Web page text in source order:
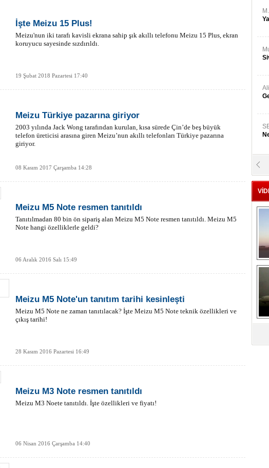
İşte Meizu 15 Plus!
Meizu'nun iki tarafı kavisli ekrana sahip şık akıllı telefonu Meizu 15 Plus, ekran
koruyucu sayesinde sızdırıldı.
19 Şubat 2018 Pazartesi 17:40
Meizu Türkiye pazarına giriyor
2003 yılında Jack Wong tarafından kurulan, kısa sürede Çin’de beş büyük
telefon üreticisi arasına giren Meizu’nun akıllı telefonları Türkiye pazarına
giriyor.
08 Kasım 2017 Çarşamba 14:28
Meizu M5 Note resmen tanıtıldı
Tanıtılmadan 80 bin ön sipariş alan Meizu M5 Note resmen tanıtıldı. Meizu M5
Note hangi özelliklerle geldi?
06 Aralık 2016 Salı 15:49
Meizu M5 Note'un tanıtım tarihi kesinleşti
Meizu M5 Note ne zaman tanıtılacak? İşte Meizu M5 Note teknik özellikleri ve
çıkış tarihi!
28 Kasım 2016 Pazartesi 16:49
Meizu M3 Note resmen tanıtıldı
Meizu M3 Noete tanıtıldı. İşte özellikleri ve fiyatı!
06 Nisan 2016 Çarşamba 14:40